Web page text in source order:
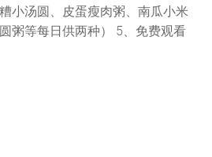
小汤圆、皮蛋瘦肉粥、南瓜小米
粥等每日供两种） 5、免费观看